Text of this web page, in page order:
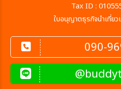
Tax ID :
ใบอนุญาตธุรกิจนำเที่ย
090-